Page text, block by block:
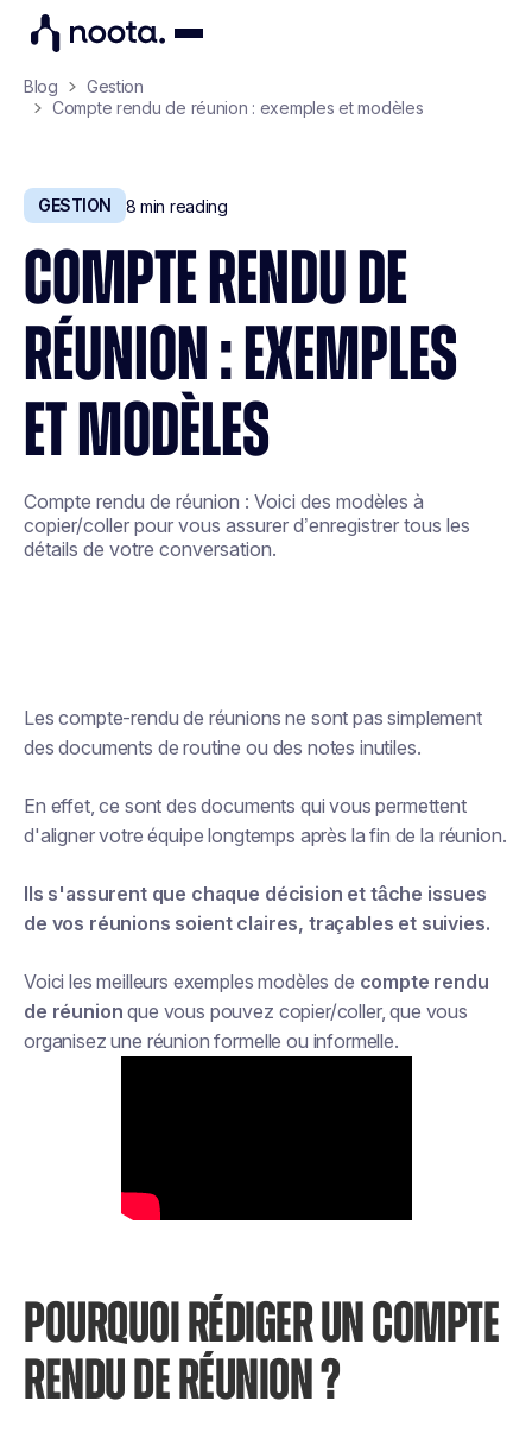
Blog
Gestion
Compte rendu de réunion : exemples et modèles
GESTION 8 min reading
COMPTE RENDU DE
RÉUNION : EXEMPLES
ET MODÈLES
Compte rendu de réunion : Voici des modèles à
copier/coller pour vous assurer d’enregistrer tous les
détails de votre conversation.
Les compte-rendu de réunions ne sont pas simplement
des documents de routine ou des notes inutiles.
En effet, ce sont des documents qui vous permettent
d'aligner votre équipe longtemps après la fin de la réunion.
Ils s'assurent que chaque décision et tâche issues
de vos réunions soient claires, traçables et suivies.
Voici les meilleurs exemples modèles de compte rendu
de réunion que vous pouvez copier/coller, que vous
organisez une réunion formelle ou informelle.
POURQUOI RÉDIGER UN COMPTE
RENDU DE RÉUNION ?